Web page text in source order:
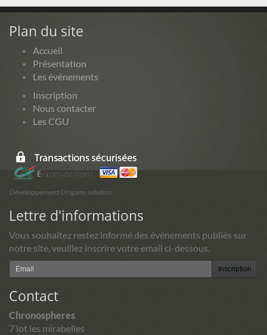
Plan du site
Accueil
Présentation
Les événements
Inscription
Nous contacter
Les CGU
Développement Origami solution
Lettre d'informations
Vous souhaitez restez informé des événements publiés sur
notre site, veuillez inscrire votre email ci-dessous.
Inscription
Contact
Chronospheres
7 lot les mirabelles